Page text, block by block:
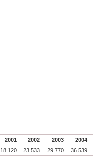
2001 2002 2003 2004
18 120 23 533 29 770 36 539